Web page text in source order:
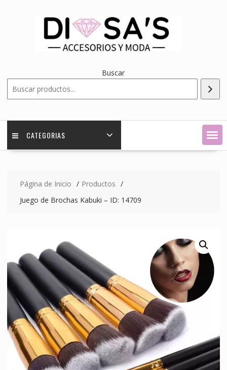
Buscar
CATEGORIAS
Página de Inicio
Productos
Juego de Brochas Kabuki – ID: 14709